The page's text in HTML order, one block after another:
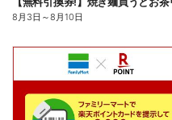
8月3日 ～8月10日